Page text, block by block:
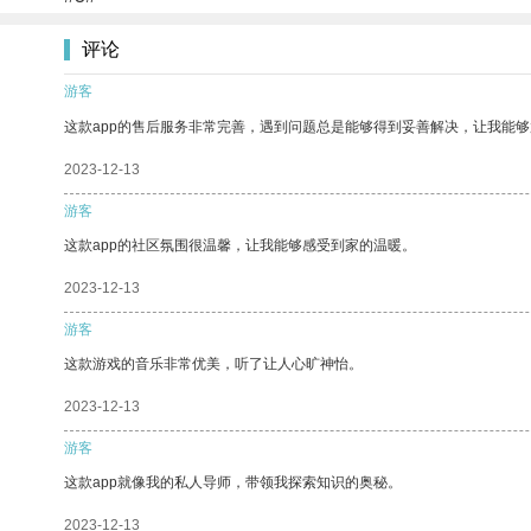
评论
游客
这款app的售后服务非常完善，遇到问题总是能够得到妥善解决，让我能够
2023-12-13
游客
这款app的社区氛围很温馨，让我能够感受到家的温暖。
2023-12-13
游客
这款游戏的音乐非常优美，听了让人心旷神怡。
2023-12-13
游客
这款app就像我的私人导师，带领我探索知识的奥秘。
2023-12-13